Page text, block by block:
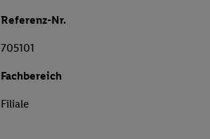
Referenz-Nr.
705101
Fachbereich
Filiale